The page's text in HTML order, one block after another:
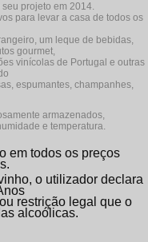
projeto em 2014.
para levar a casa de todos os
um leque de bebidas,
gourmet,
vinícolas de Portugal e outras
espumantes, champanhes,
armazenados,
e temperatura.
em todos os preços
o utilizador declara
restrição legal que o
alcoólicas.